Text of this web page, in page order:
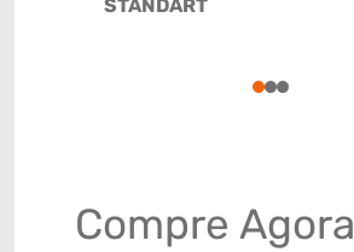
STANDART
123
Compre Agora